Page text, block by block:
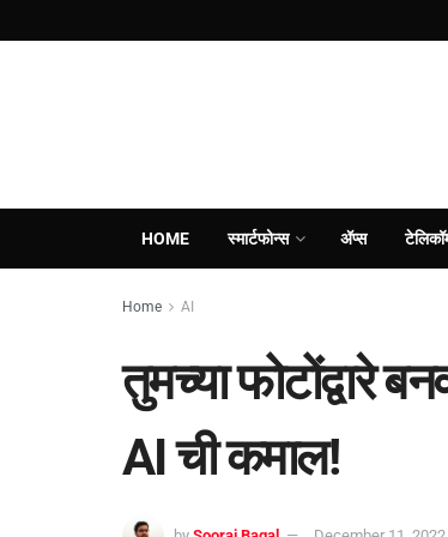
HOME स्मार्टफोन्स ॲप्स
Home AI
तुमच्या फोटोंद्वारे
AI ची कमाल!